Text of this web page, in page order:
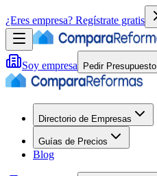
¿Eres empresa? Regístrate gratis
Soy empresa Pedir Presupuesto
Directorio de Empresas
Guías de Precios
Blog